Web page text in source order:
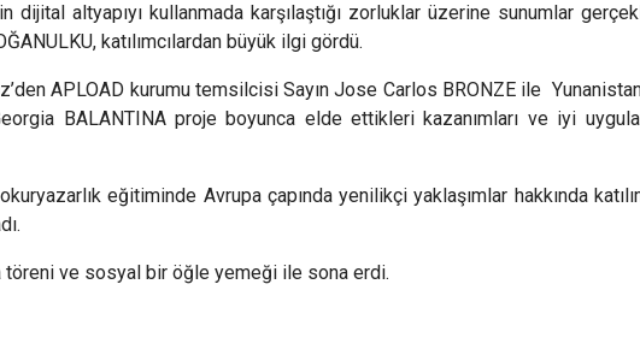
dijital altyapıyı kullanmada karşılaştığı zorluklar üzerine sunumlar
katılımcılardan büyük ilgi gördü.
APLOAD kurumu temsilcisi Sayın Jose Carlos BRONZE ile
BALANTINA proje boyunca elde ettikleri kazanımları ve iyi
eğitiminde Avrupa çapında yenilikçi yaklaşımlar hakkında
ve sosyal bir öğle yemeği ile sona erdi.